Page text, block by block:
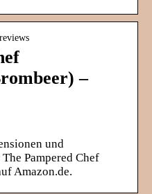
–
und
Pampered Chef
Amazon.de.